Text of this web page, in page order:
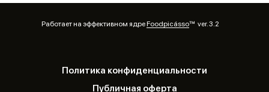
Работает на эффективном ядреFoodpicássover. 3.2
Политика конфиденциальности
Публичная оферта